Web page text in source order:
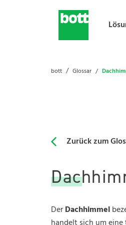
Workspace &
Electrical
News
Events
Karriere
bott als
Jobmessen
bott Glossar
Zurück zum
DerDachhimmel